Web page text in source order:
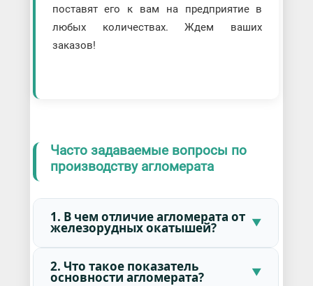
поставят его к вам на предприятие в
любых количествах. Ждем ваших
заказов!
Часто задаваемые вопросы по
производству агломерата
1. В чем отличие агломерата от
железорудных окатышей?
2. Что такое показатель
основности агломерата?